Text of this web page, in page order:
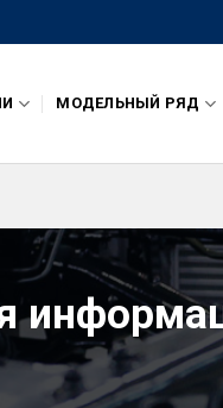
МОДЕЛЬНЫЙ РЯД